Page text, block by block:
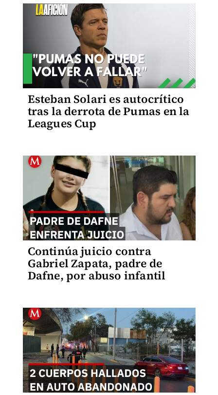
Esteban Solari es autocrítico
tras la derrota de Pumas en la
Leagues Cup
Continúa juicio contra
Gabriel Zapata, padre de
Dafne, por abuso infantil